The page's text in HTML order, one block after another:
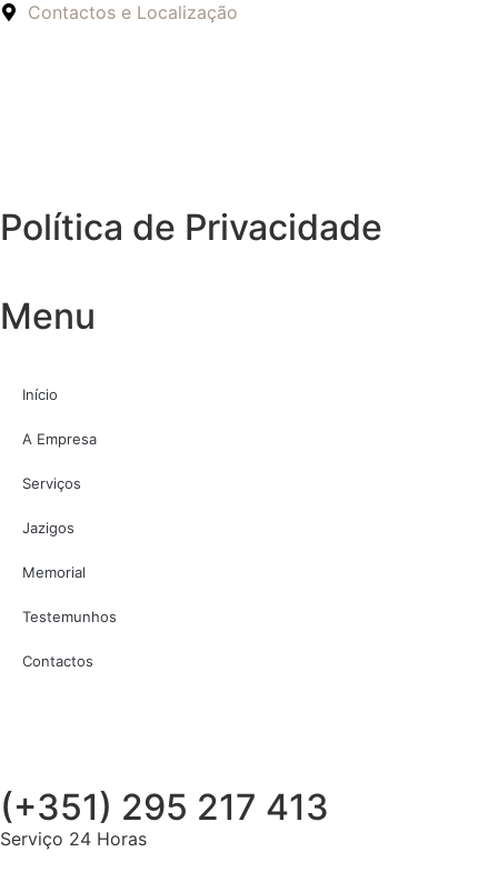
Contactos e Localização
Política de Privacidade
Menu
Início
A Empresa
Serviços
Jazigos
Memorial
Testemunhos
Contactos
(+351) 295 217 413
Serviço 24 Horas